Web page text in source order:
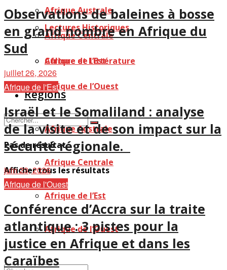
Afrique Australe
Afrique Centrale
Afrique de l’Est
Afrique de l’Ouest
Pas de résultat
Afficher tous les résultats
Lectures Historiques
Culture et Littérature
Régions
Afrique Australe
Afrique Centrale
Afrique de l’Est
Afrique de l’Ouest
Observations de baleines à bosse
en grand nombre en Afrique du
Sud
juillet 26, 2026
Afrique de l'Est
Israël et le Somaliland : analyse
de la visite et de son impact sur la
sécurité régionale.
juin 23, 2026
Afrique de l'Ouest
Conférence d’Accra sur la traite
atlantique : 3 pistes pour la
justice en Afrique et dans les
Caraïbes